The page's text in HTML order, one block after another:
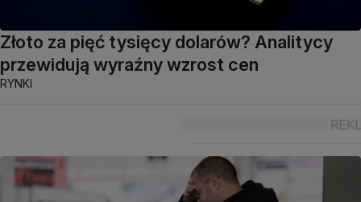
Złoto za pięć tysięcy dolarów? Analitycy
przewidują wyraźny wzrost cen
RYNKI